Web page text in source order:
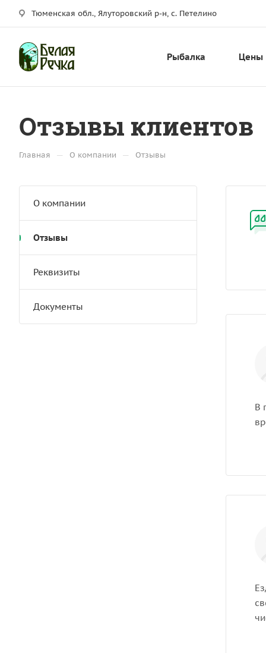
Тюменская обл., Ялуторовский р-н, с. Петелино
Рыбалка Цены
Отзывы клиентов
Главная — О компании — Отзывы
В
О компании
Отзывы
Реквизиты
Документы